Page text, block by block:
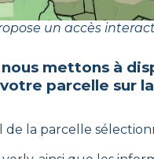
un accès
mettons à
parcelle sur
la parcelle